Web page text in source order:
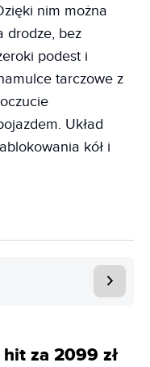
nim można
drodze, bez
podest i
tarczowe z
Układ
kół i
za 2099 zł